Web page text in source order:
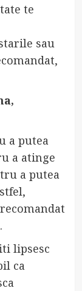
te
sau
a putea
a atinge
a putea
lipsesc
ca